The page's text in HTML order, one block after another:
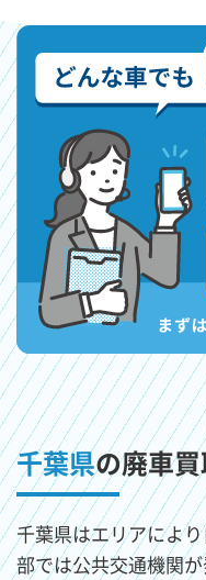
千葉県の廃車
千葉県はエリアによ
部では公共交通機関